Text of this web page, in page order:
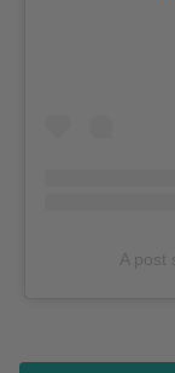
A post